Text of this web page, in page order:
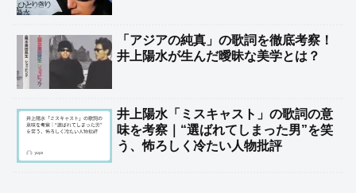
「アジアの純真」の歌詞を徹底考察！
井上陽水が生んだ曖昧な美学とは？
井上陽水「ミスキャスト」の歌詞の意
味を考察｜“選ばれてしまった男”を笑
う、怖ろしく冷たい人物批評